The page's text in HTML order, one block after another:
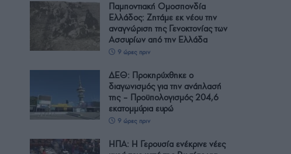
Παμποντιακή Ομοσπονδία
Ελλάδος: Ζητάμε εκ νέου την
αναγνώριση της Γενοκτονίας των
Ασσυρίων από την Ελλάδα
9 ώρες πριν
ΔΕΘ: Προκηρύχθηκε ο
διαγωνισμός για την ανάπλασή
της – Προϋπολογισμός 204,6
εκατομμύρια ευρώ
9 ώρες πριν
ΗΠΑ: Η Γερουσία ενέκρινε νέες